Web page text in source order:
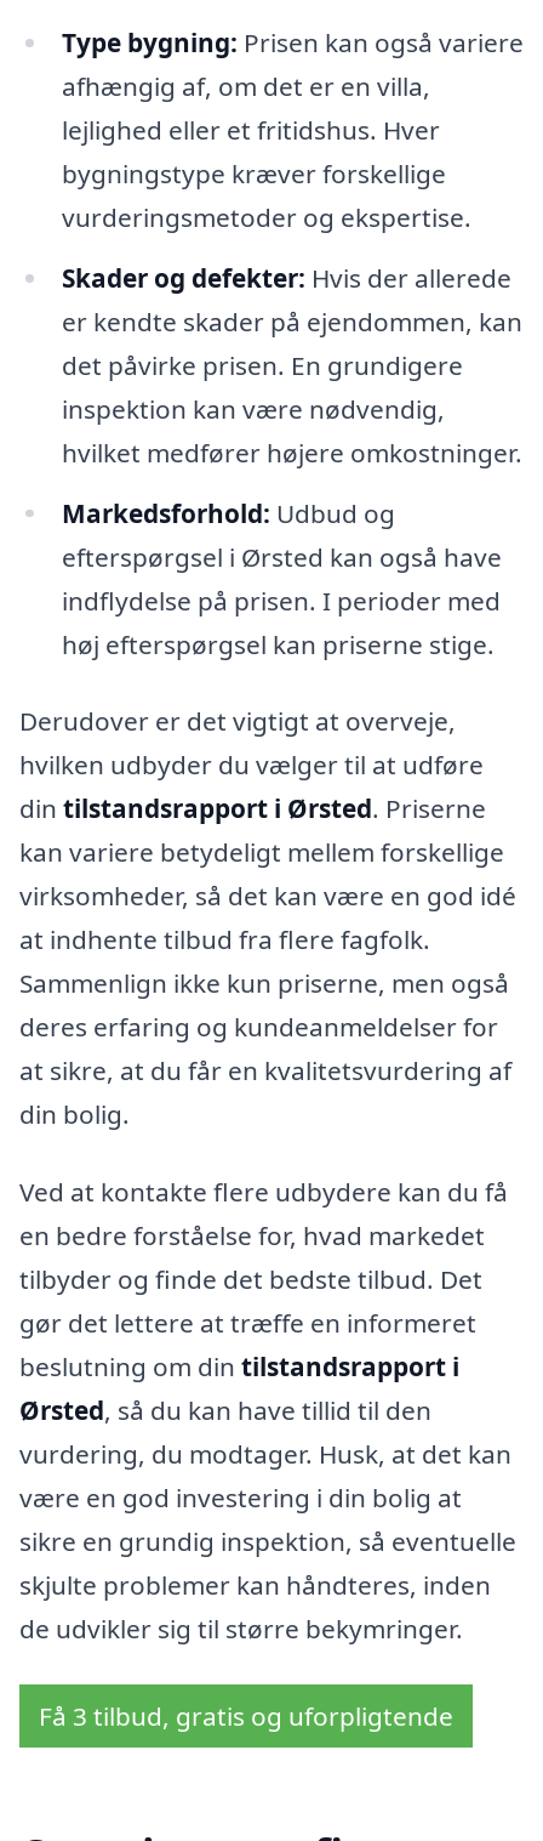
Type bygning: Prisen kan også variere
afhængig af, om det er en villa,
lejlighed eller et fritidshus. Hver
bygningstype kræver forskellige
vurderingsmetoder og ekspertise.
Skader og defekter: Hvis der allerede
er kendte skader på ejendommen, kan
det påvirke prisen. En grundigere
inspektion kan være nødvendig,
hvilket medfører højere omkostninger.
Markedsforhold: Udbud og
efterspørgsel i Ørsted kan også have
indflydelse på prisen. I perioder med
høj efterspørgsel kan priserne stige.
Derudover er det vigtigt at overveje,
hvilken udbyder du vælger til at udføre
din tilstandsrapport i Ørsted. Priserne
kan variere betydeligt mellem forskellige
virksomheder, så det kan være en god idé
at indhente tilbud fra flere fagfolk.
Sammenlign ikke kun priserne, men også
deres erfaring og kundeanmeldelser for
at sikre, at du får en kvalitetsvurdering af
din bolig.
Ved at kontakte flere udbydere kan du få
en bedre forståelse for, hvad markedet
tilbyder og finde det bedste tilbud. Det
gør det lettere at træffe en informeret
beslutning om din tilstandsrapport i
Ørsted, så du kan have tillid til den
vurdering, du modtager. Husk, at det kan
være en god investering i din bolig at
sikre en grundig inspektion, så eventuelle
skjulte problemer kan håndteres, inden
de udvikler sig til større bekymringer.
Få 3 tilbud, gratis og uforpligtende